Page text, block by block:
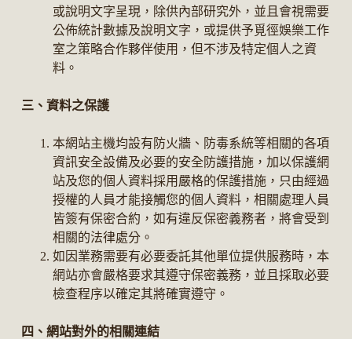
或說明文字呈現，除供內部研究外，並且會視需要
公佈統計數據及說明文字，或提供予覓徑娛樂工作
室之策略合作夥伴使用，但不涉及特定個人之資
料。
三、資料之保護
本網站主機均設有防火牆、防毒系統等相關的各項
資訊安全設備及必要的安全防護措施，加以保護網
站及您的個人資料採用嚴格的保護措施，只由經過
授權的人員才能接觸您的個人資料，相關處理人員
皆簽有保密合約，如有違反保密義務者，將會受到
相關的法律處分。
如因業務需要有必要委託其他單位提供服務時，本
網站亦會嚴格要求其遵守保密義務，並且採取必要
檢查程序以確定其將確實遵守。
四、網站對外的相關連結